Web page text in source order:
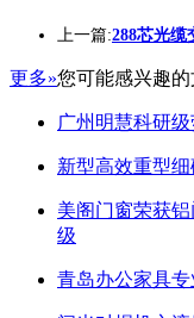
上一篇:288芯光缆
更多»您可能感兴趣的
广州明慧科研
新型高效重型
美阁门窗荣获
级
青岛办公家具